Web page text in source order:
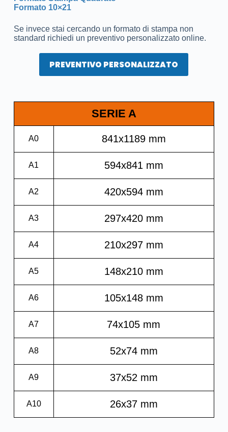
Formato 10×21
Se invece stai cercando un formato di stampa non
standard richiedi un preventivo personalizzato online.
PREVENTIVO PERSONALIZZATO
SERIE A
A0 841x1189 mm
A1 594x841 mm
A2 420x594 mm
A3 297x420 mm
A4 210x297 mm
A5 148x210 mm
A6 105x148 mm
A7 74x105 mm
A8 52x74 mm
A9 37x52 mm
A10 26x37 mm